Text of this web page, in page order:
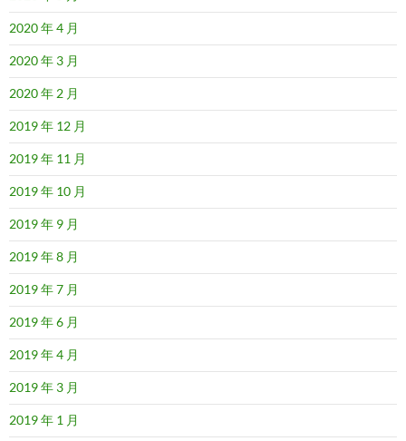
2020 年 4 月
2020 年 3 月
2020 年 2 月
2019 年 12 月
2019 年 11 月
2019 年 10 月
2019 年 9 月
2019 年 8 月
2019 年 7 月
2019 年 6 月
2019 年 4 月
2019 年 3 月
2019 年 1 月